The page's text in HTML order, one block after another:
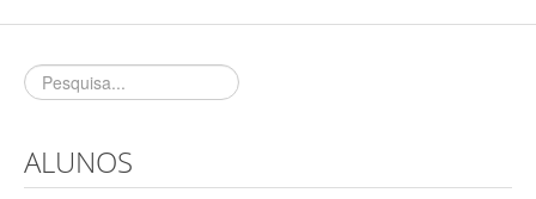
Alunos
Matrículas
ALUNOS